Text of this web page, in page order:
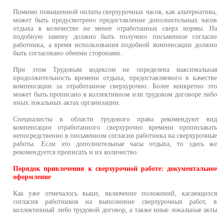
Помимо повышенной оплаты сверхурочных часов, как альтернатива,
может быть предусмотрено предоставление дополнительных часов
отдыха в количестве не менее отработанных сверх нормы. На
подобную замену должно быть получено письменное согласие
работника, а время использования подобной компенсации должно
быть согласовано обеими сторонами.
При этом Трудовым кодексом не определена максимальная
продолжительность времени отдыха, предоставляемого в качестве
компенсации за отработанное сверхурочно. Более конкретно это
может быть прописано в коллективном или трудовом договоре либо
иных локальных актах организации.
Специалисты в области трудового права рекомендуют вид
компенсации отработанного сверхурочно времени прописывать
непосредственно в письменном согласии работника на сверхурочные
работы. Если это дополнительные часы отдыха, то здесь же
рекомендуется прописать и их количество.
Порядок привлечения к сверхурочной работе: документальное
оформление
Как уже отмечалось выше, включение положений, касающихся
согласия работников на выполнение сверхурочных работ, в
коллективный либо трудовой договор, а также иные локальные акты